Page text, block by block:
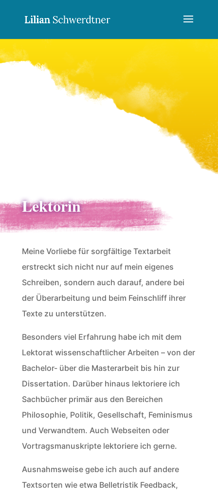
Lektorin
Meine Vorliebe für sorgfältige Textarbeit
erstreckt sich nicht nur auf mein eigenes
Schreiben, sondern auch darauf, andere bei
der Überarbeitung und beim Feinschliff ihrer
Texte zu unterstützen.
Besonders viel Erfahrung habe ich mit dem
Lektorat wissenschaftlicher Arbeiten – von der
Bachelor- über die Masterarbeit bis hin zur
Dissertation. Darüber hinaus lektoriere ich
Sachbücher primär aus den Bereichen
Philosophie, Politik, Gesellschaft, Feminismus
und Verwandtem. Auch Webseiten oder
Vortragsmanuskripte lektoriere ich gerne.
Ausnahmsweise gebe ich auch auf andere
Textsorten wie etwa Belletristik Feedback,